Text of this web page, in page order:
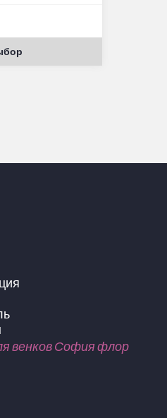
венков София флор